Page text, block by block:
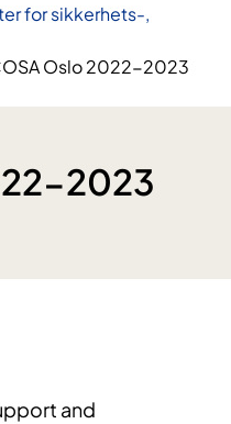
for sikkerhets-,
Oslo 2022-2023
2023
and